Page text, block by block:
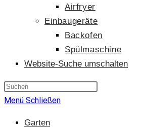
Airfryer
Einbaugeräte
Backofen
Spülmaschine
Website-Suche umschalten
Menü Schließen
Garten